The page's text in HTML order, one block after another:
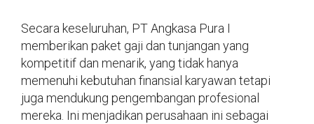
Secara keseluruhan, PT Angkasa Pura I
memberikan paket gaji dan tunjangan yang
kompetitif dan menarik, yang tidak hanya
memenuhi kebutuhan finansial karyawan tetapi
juga mendukung pengembangan profesional
mereka. Ini menjadikan perusahaan ini sebagai